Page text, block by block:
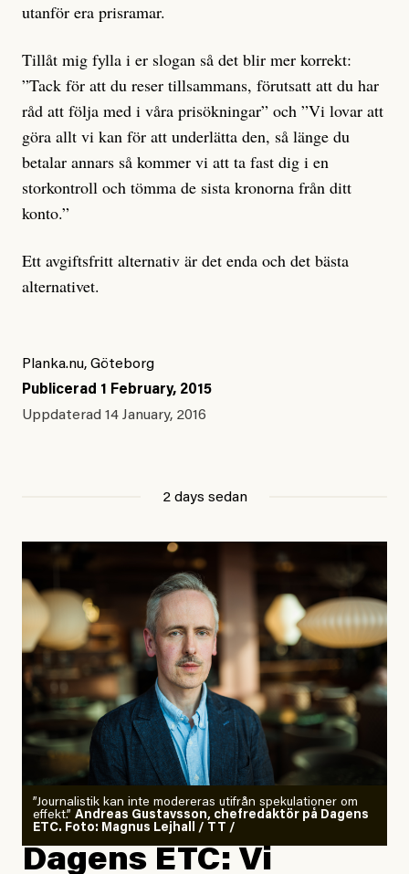
utanför era prisramar.
Tillåt mig fylla i er slogan så det blir mer korrekt:
”Tack för att du reser tillsammans, förutsatt att du har
råd att följa med i våra prisökningar” och ”Vi lovar att
göra allt vi kan för att underlätta den, så länge du
betalar annars så kommer vi att ta fast dig i en
storkontroll och tömma de sista kronorna från ditt
konto.”
Ett avgiftsfritt alternativ är det enda och det bästa
alternativet.
Planka.nu, Göteborg
Publicerad 1 February, 2015
Uppdaterad 14 January, 2016
2 days sedan
”Journalistik kan inte modereras utifrån spekulationer om
effekt.” Andreas Gustavsson, chefredaktör på Dagens
ETC. Foto: Magnus Lejhall / TT /
Dagens ETC: Vi